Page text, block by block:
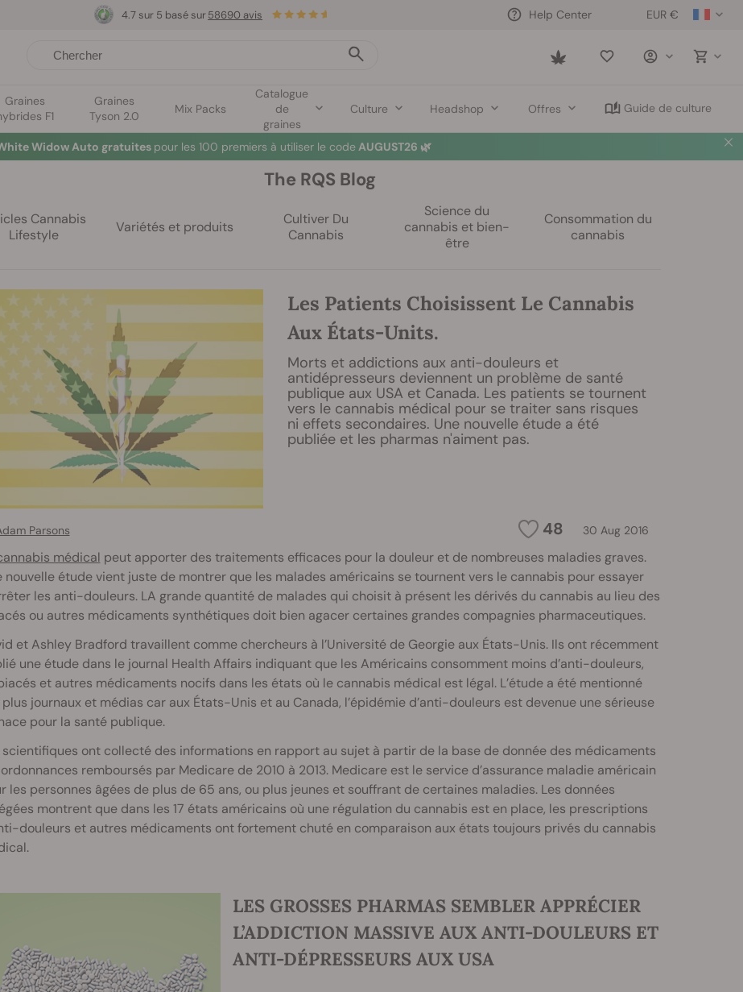
EUR €
Help Center
Saved
Graines
F1
Graines
Tyson 2.0
Mix Packs
Catalogue
de
graines
Culture Headshop Offres Guide de culture
4.7 sur 5 basé sur58690 avis
Widow Auto gratuites pour les 100 premiers à utiliser le code AUGUST26 🌿
The RQS Blog
Cannabis
Lifestyle
Variétés et produits
Cultiver Du
Cannabis
Science du
cannabis et bien-
être
Consommation du
cannabis
Les Patients Choisissent Le Cannabis
Aux États-Units.
Morts et addictions aux anti-douleurs et
antidépresseurs deviennent un problème de santé
publique aux USA et Canada. Les patients se tournent
vers le cannabis médical pour se traiter sans risques
ni effets secondaires. Une nouvelle étude a été
publiée et les pharmas n'aiment pas.
48 30 Aug 2016
Parsons
médical peut apporter des traitements efficaces pour la douleur et de nombreuses maladies graves.
nouvelle étude vient juste de montrer que les malades américains se tournent vers le cannabis pour essayer
les anti-douleurs. LA grande quantité de malades qui choisit à présent les dérivés du cannabis au lieu des
ou autres médicaments synthétiques doit bien agacer certaines grandes compagnies pharmaceutiques.
et Ashley Bradford travaillent comme chercheurs à l’Université de Georgie aux États-Unis. Ils ont récemment
une étude dans le journal Health Affairs indiquant que les Américains consomment moins d’anti-douleurs,
et autres médicaments nocifs dans les états où le cannabis médical est légal. L’étude a été mentionné
journaux et médias car aux États-Unis et au Canada, l’épidémie d’anti-douleurs est devenue une sérieuse
pour la santé publique.
scientifiques ont collecté des informations en rapport au sujet à partir de la base de donnée des médicaments
remboursés par Medicare de 2010 à 2013. Medicare est le service d’assurance maladie américain
les personnes âgées de plus de 65 ans, ou plus jeunes et souffrant de certaines maladies. Les données
montrent que dans les 17 états américains où une régulation du cannabis est en place, les prescriptions
douleurs et autres médicaments ont fortement chuté en comparaison aux états toujours privés du cannabis
LES GROSSES PHARMAS SEMBLER APPRÉCIER
L’ADDICTION MASSIVE AUX ANTI-DOULEURS ET
ANTI-DÉPRESSEURS AUX USA